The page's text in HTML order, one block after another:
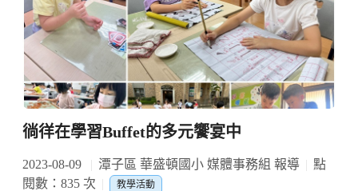
徜徉在學習Buffet的多元饗宴中
2023-08-09 潭子區 華盛頓國小 媒體事務組 報導
點
閱數：835 次
教學活動